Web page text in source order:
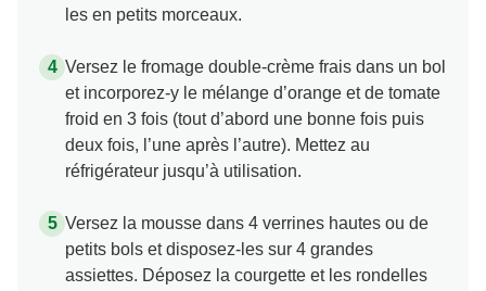
les en petits morceaux.
Versez le fromage double-crème frais dans un bol
et incorporez-y le mélange d’orange et de tomate
froid en 3 fois (tout d’abord une bonne fois puis
deux fois, l’une après l’autre). Mettez au
réfrigérateur jusqu’à utilisation.
Versez la mousse dans 4 verrines hautes ou de
petits bols et disposez-les sur 4 grandes
assiettes. Déposez la courgette et les rondelles